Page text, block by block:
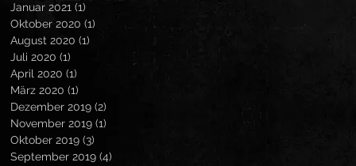
Januar 2021 (1)
Oktober 2020 (1)
August 2020 (1)
Juli 2020 (1)
April 2020 (1)
März 2020 (1)
Dezember 2019 (2)
November 2019 (1)
Oktober 2019 (3)
September 2019 (4)